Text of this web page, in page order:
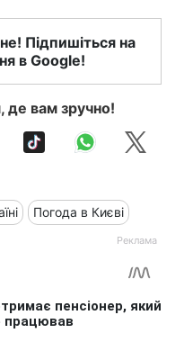
Підпишіться на
в Google!
де вам зручно!
Погода в Києві